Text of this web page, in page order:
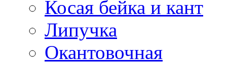
Косая бейка и кант
Липучка
Окантовочная